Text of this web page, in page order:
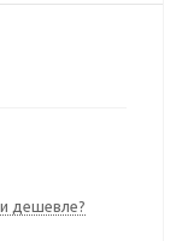
дешевле?